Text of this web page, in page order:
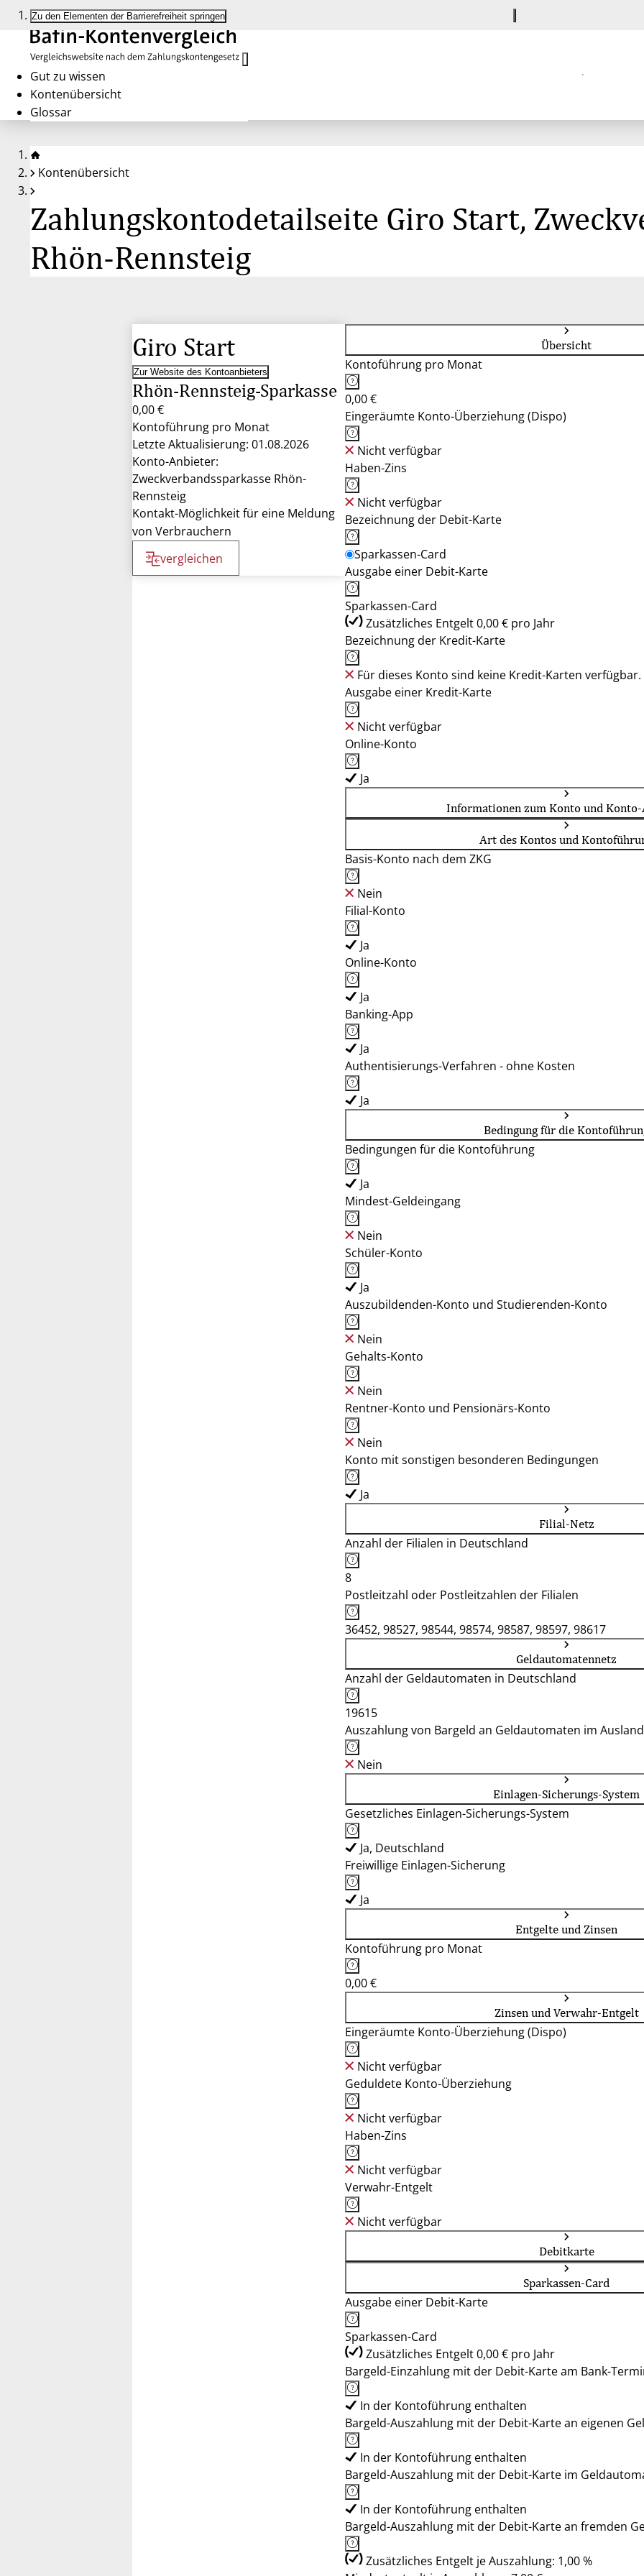
Zu den Elementen der Barrierefreiheit springen
Gut zu wissen
Kontenübersicht
Glossar
Kontenübersicht
Zahlungskontodetailseite Giro Start,
Rhön-Rennsteig
Giro Start
Zur Website des Kontoanbieters
Rhön-Rennsteig-Sparkasse
0,00 €
Kontoführung pro Monat
Letzte Aktualisierung: 01.08.2026
Konto-Anbieter:
Zweckverbandssparkasse Rhön-
Rennsteig
Kontakt-Möglichkeit für eine Meldung
von Verbrauchern
vergleichen
Übersicht
Kontoführung pro Monat
0,00 €
Eingeräumte Konto-Überziehung (Dispo)
Nicht verfügbar
Haben-Zins
Nicht verfügbar
Bezeichnung der Debit-Karte
Sparkassen-Card
Ausgabe einer Debit-Karte
Sparkassen-Card
Zusätzliches Entgelt 0,00 € pro Jahr
Bezeichnung der Kredit-Karte
Für dieses Konto sind keine Kredit-Karten verfügbar.
Ausgabe einer Kredit-Karte
Nicht verfügbar
Online-Konto
Ja
Informationen zum Konto und
Art des Kontos und
Basis-Konto nach dem ZKG
Nein
Filial-Konto
Ja
Online-Konto
Ja
Banking-App
Ja
Authentisierungs-Verfahren - ohne Kosten
Ja
Bedingung für die
Bedingungen für die Kontoführung
Ja
Mindest-Geldeingang
Nein
Schüler-Konto
Ja
Auszubildenden-Konto und Studierenden-Konto
Nein
Gehalts-Konto
Nein
Rentner-Konto und Pensionärs-Konto
Nein
Konto mit sonstigen besonderen Bedingungen
Ja
Filial-Netz
Anzahl der Filialen in Deutschland
8
Postleitzahl oder Postleitzahlen der Filialen
36452, 98527, 98544, 98574, 98587, 98597, 98617
Geldautomatennetz
Anzahl der Geldautomaten in Deutschland
19615
Auszahlung von Bargeld an Geldautomaten im
Nein
Einlagen-Sicherungs-System
Gesetzliches Einlagen-Sicherungs-System
Ja, Deutschland
Freiwillige Einlagen-Sicherung
Ja
Entgelte und Zinsen
Kontoführung pro Monat
0,00 €
Zinsen und Verwahr-Entgelt
Eingeräumte Konto-Überziehung (Dispo)
Nicht verfügbar
Geduldete Konto-Überziehung
Nicht verfügbar
Haben-Zins
Nicht verfügbar
Verwahr-Entgelt
Nicht verfügbar
Debitkarte
Sparkassen-Card
Ausgabe einer Debit-Karte
Sparkassen-Card
Zusätzliches Entgelt 0,00 € pro Jahr
Bargeld-Einzahlung mit der Debit-Karte am Bank-
In der Kontoführung enthalten
Bargeld-Auszahlung mit der Debit-Karte an eigenen
In der Kontoführung enthalten
Bargeld-Auszahlung mit der Debit-Karte im
In der Kontoführung enthalten
Bargeld-Auszahlung mit der Debit-Karte an fremden
Zusätzliches Entgelt je Auszahlung: 1,00 %